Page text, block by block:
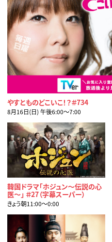
やすとものどこいこ！？＃734
8月16日(日) 午後6:00〜7:00
韓国ドラマ「ホジュン～伝説の心
医～」 ＃27（字幕スーパー）
きょう朝11:00〜0:00